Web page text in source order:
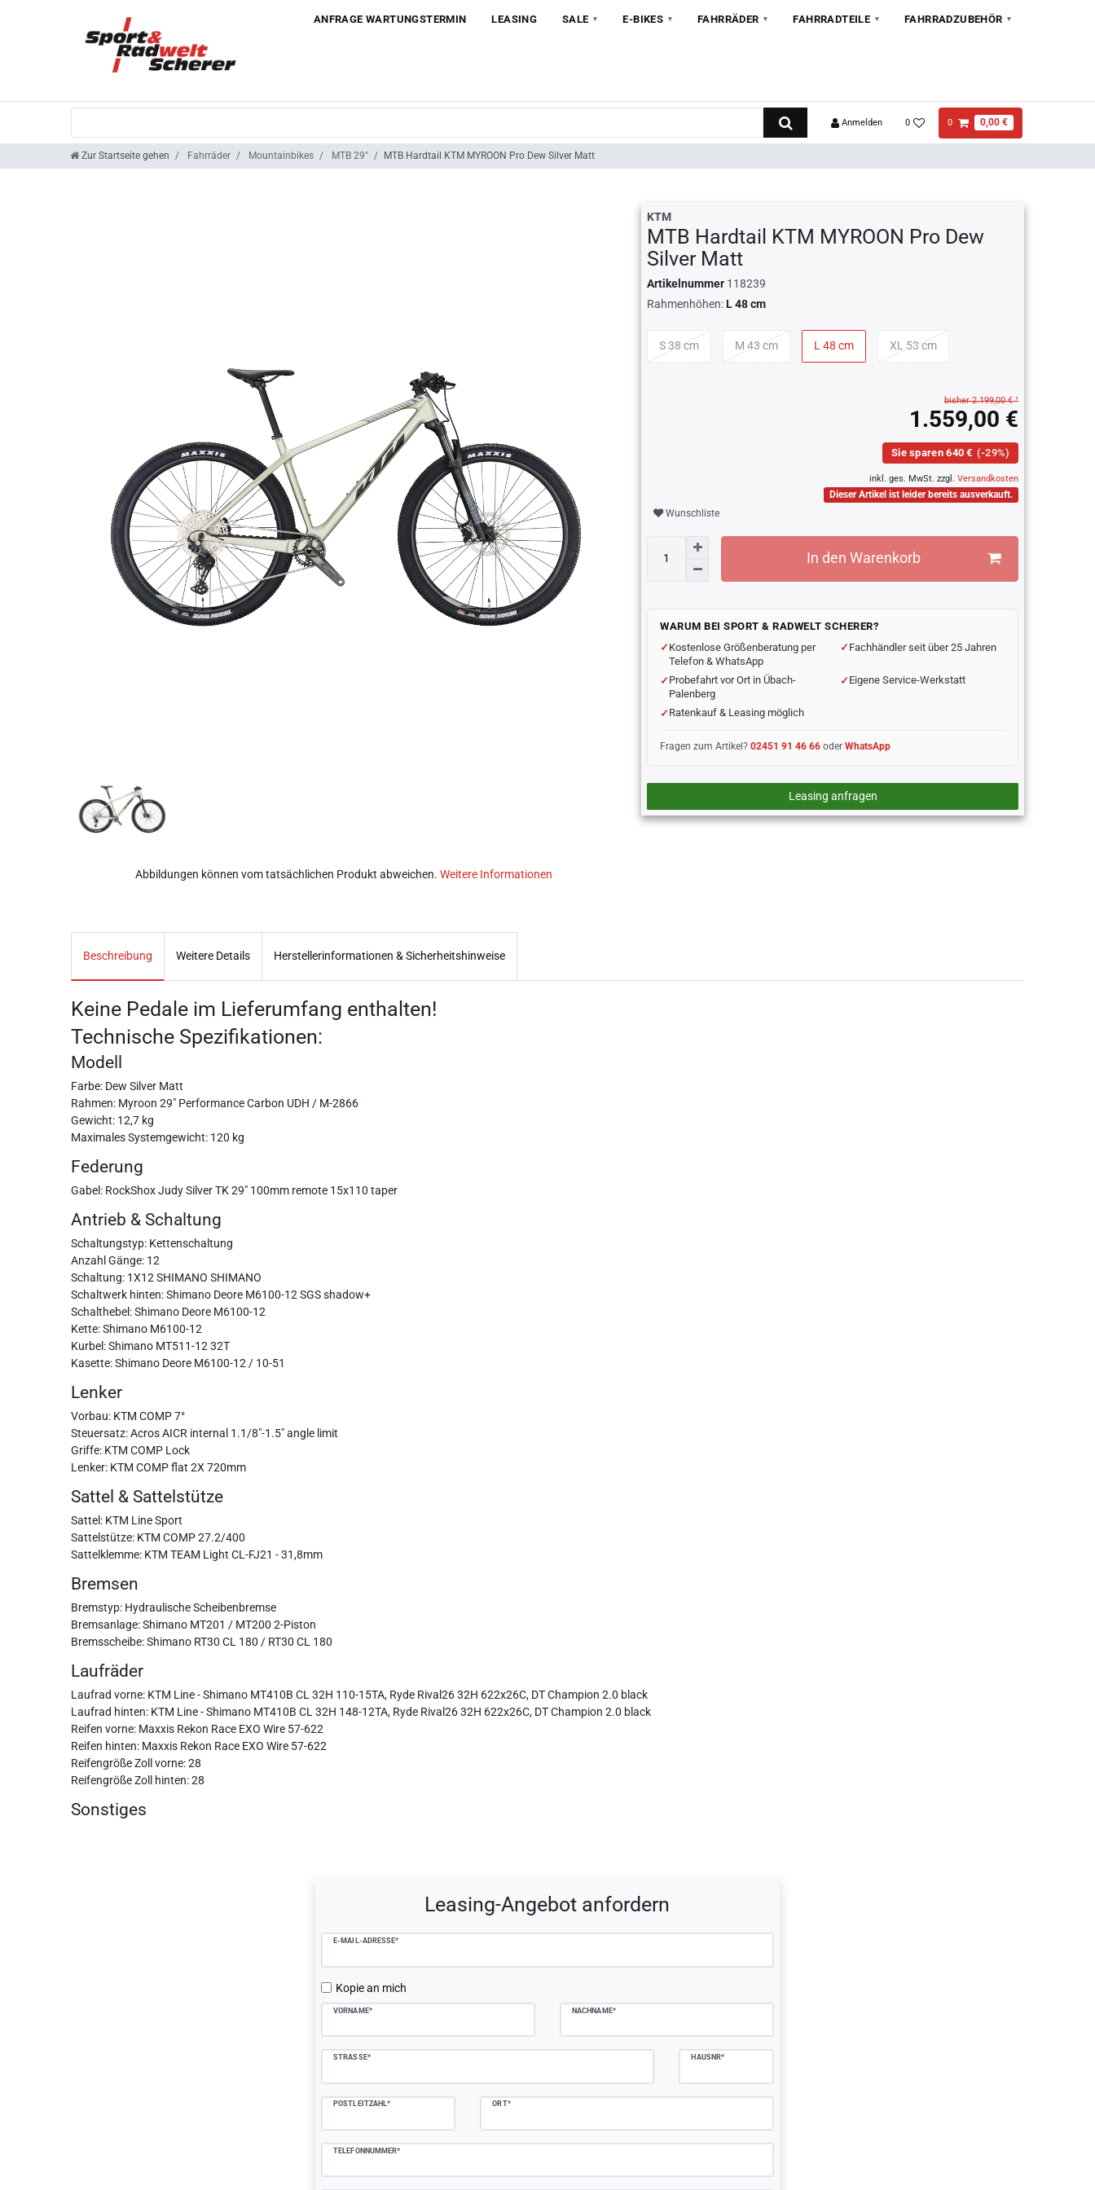
ANFRAGE WARTUNGSTERMIN LEASING SALE E-BIKES FAHRRÄDER FAHRRADTEILE FAHRRADZUBEHÖR
Anmelden 0 0 0,00 €
Zur Startseite gehen Fahrräder Mountainbikes MTB 29" MTB Hardtail KTM MYROON Pro Dew Silver Matt
Abbildungen können vom tatsächlichen Produkt abweichen. Weitere Informationen
KTM
MTB Hardtail KTM MYROON Pro Dew
Silver Matt
Artikelnummer 118239
Rahmenhöhen:L 48 cm
S 38 cm M 43 cm L 48 cm XL 53 cm
bisher 2.199,00 € ¹
1.559,00 €
Sie sparen 640 € (-29%)
inkl. ges. MwSt. zzgl. Versandkosten
Dieser Artikel ist leider bereits ausverkauft.
Wunschliste
In den Warenkorb
WARUM BEI SPORT & RADWELT SCHERER?
Kostenlose Größenberatung per
Telefon & WhatsApp
Fachhändler seit über 25 Jahren
Probefahrt vor Ort in Übach-
Palenberg
Eigene Service-Werkstatt
Ratenkauf & Leasing möglich
Fragen zum Artikel?02451 91 46 66 oderWhatsApp
Leasing anfragen
Beschreibung Weitere Details Herstellerinformationen & Sicherheitshinweise
Keine Pedale im Lieferumfang enthalten!
Technische Spezifikationen:
Modell
Farbe: Dew Silver Matt
Rahmen: Myroon 29" Performance Carbon UDH / M-2866
Gewicht: 12,7 kg
Maximales Systemgewicht: 120 kg
Federung
Gabel: RockShox Judy Silver TK 29" 100mm remote 15x110 taper
Antrieb & Schaltung
Schaltungstyp: Kettenschaltung
Anzahl Gänge: 12
Schaltung: 1X12 SHIMANO SHIMANO
Schaltwerk hinten: Shimano Deore M6100-12 SGS shadow+
Schalthebel: Shimano Deore M6100-12
Kette: Shimano M6100-12
Kurbel: Shimano MT511-12 32T
Kasette: Shimano Deore M6100-12 / 10-51
Lenker
Vorbau: KTM COMP 7°
Steuersatz: Acros AICR internal 1.1/8"-1.5" angle limit
Griffe: KTM COMP Lock
Lenker: KTM COMP flat 2X 720mm
Sattel & Sattelstütze
Sattel: KTM Line Sport
Sattelstütze: KTM COMP 27.2/400
Sattelklemme: KTM TEAM Light CL-FJ21 - 31,8mm
Bremsen
Bremstyp: Hydraulische Scheibenbremse
Bremsanlage: Shimano MT201 / MT200 2-Piston
Bremsscheibe: Shimano RT30 CL 180 / RT30 CL 180
Laufräder
Laufrad vorne: KTM Line - Shimano MT410B CL 32H 110-15TA, Ryde Rival26 32H 622x26C, DT Champion 2.0 black
Laufrad hinten: KTM Line - Shimano MT410B CL 32H 148-12TA, Ryde Rival26 32H 622x26C, DT Champion 2.0 black
Reifen vorne: Maxxis Rekon Race EXO Wire 57-622
Reifen hinten: Maxxis Rekon Race EXO Wire 57-622
Reifengröße Zoll vorne: 28
Reifengröße Zoll hinten: 28
Sonstiges
Leasing-Angebot anfordern
E-MAIL-ADRESSE*
Kopie an mich
VORNAME* NACHNAME*
STRASSE* HAUSNR*
POSTLEITZAHL* ORT*
TELEFONNUMMER*